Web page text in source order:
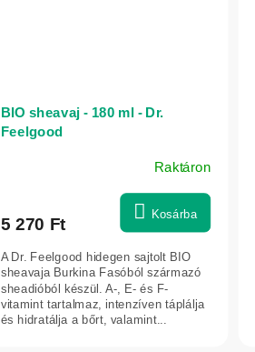
BIO sheavaj - 180 ml - Dr.
Feelgood
Raktáron
5 270 Ft Kosárba
A Dr. Feelgood hidegen sajtolt BIO
sheavaja Burkina Fasóból származó
sheadióból készül. A-, E- és F-
vitamint tartalmaz, intenzíven táplálja
és hidratálja a bőrt, valamint...